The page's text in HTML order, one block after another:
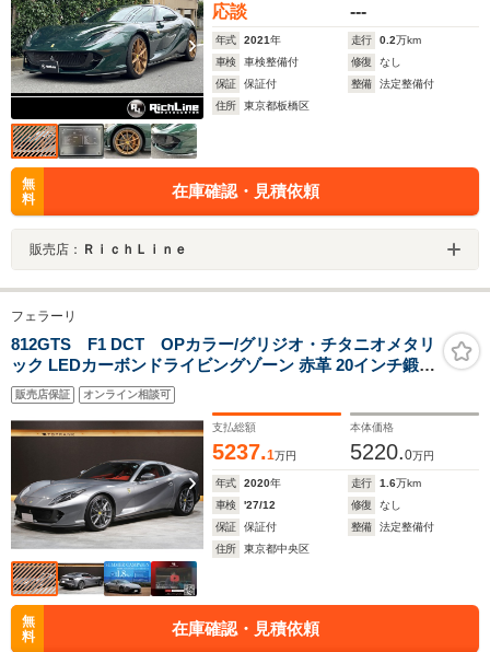
応談 ---
年式 2021年 走行 0.2万km
車検
車検整備付 修復
なし
保証
保証付 整備
法定整備付
住所
東京都板橋区
無
料
在庫確認・見積依頼
販売店： ＲｉｃｈＬｉｎｅ
フェラーリ
812GTS F1 DCT OPカラー/グリジオ・チタニオメタリ
ック LEDカーボンドライビングゾーン 赤革 20インチ鍛造
AW フロントリフト JBLサウンド AppleCarPlay
販売店保証 オンライン相談可
支払総額
5237.1万円
本体価格
5220.0万円
年式 2020年 走行 1.6万km
車検
'27/12 修復
なし
保証
保証付 整備
法定整備付
住所
東京都中央区
無
料
在庫確認・見積依頼